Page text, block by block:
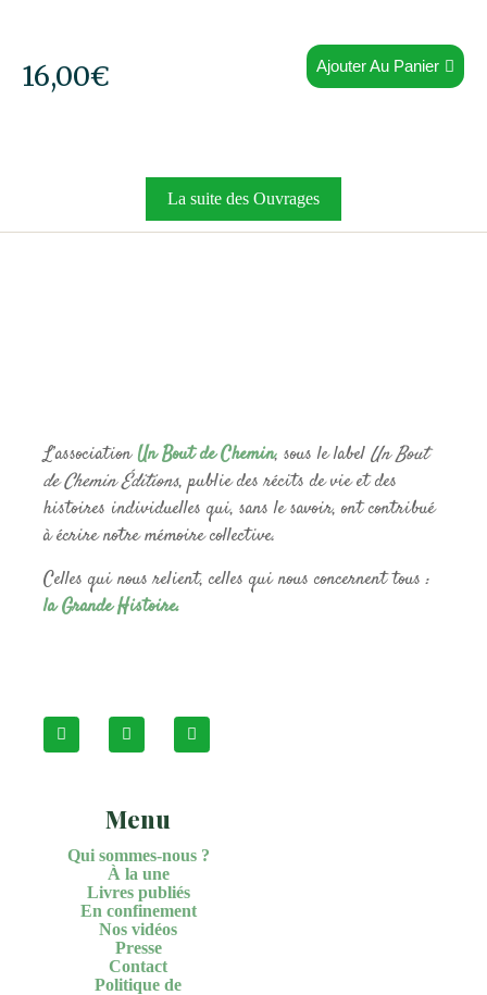
16,00€ Ajouter Au Panier
La suite des Ouvrages
L’association Un Bout de Chemin, sous le label Un Bout
de Chemin Éditions, publie des récits de vie et des
histoires individuelles qui, sans le savoir, ont contribué
à écrire notre mémoire collective.
Celles qui nous relient, celles qui nous concernent tous :
la Grande Histoire.
Menu
Qui sommes-nous ?
À la une
Livres publiés
En confinement
Nos vidéos
Presse
Contact
Politique de